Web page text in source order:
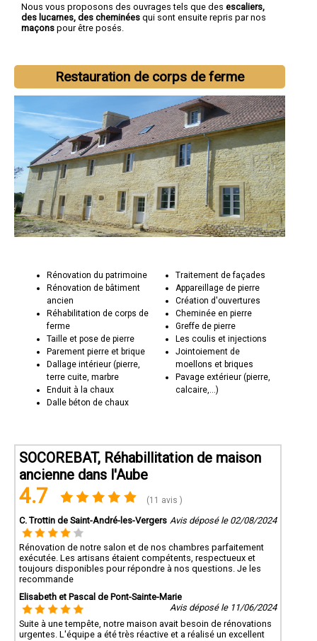
Nous vous proposons des ouvrages tels que des escaliers,
des lucarnes, des cheminées qui sont ensuite repris par nos
maçons pour être posés.
Restauration de corps de ferme
Rénovation du patrimoine
Rénovation de bâtiment
ancien
Réhabilitation de corps de
ferme
Taille et pose de pierre
Parement pierre et brique
Dallage intérieur (pierre,
terre cuite, marbre
Enduit à la chaux
Dalle béton de chaux
Traitement de façades
Appareillage de pierre
Création d'ouvertures
Cheminée en pierre
Greffe de pierre
Les coulis et injections
Jointoiement de
moellons et briques
Pavage extérieur (pierre,
calcaire,...)
SOCOREBAT, Réhabillitation de maison
ancienne dans l'Aube
4.7 (11 avis )
C. Trottin de Saint-André-les-Vergers Avis déposé le 02/08/2024
Rénovation de notre salon et de nos chambres parfaitement
exécutée. Les artisans étaient compétents, respectueux et
toujours disponibles pour répondre à nos questions. Je les
recommande
Elisabeth et Pascal de Pont-Sainte-Marie
Avis déposé le 11/06/2024
Suite à une tempête, notre maison avait besoin de rénovations
urgentes. L'équipe a été très réactive et a réalisé un excellent